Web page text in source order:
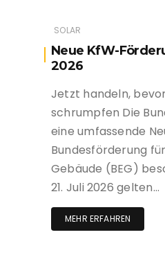
SOLAR
Neue KfW-
2026
Jetzt handeln,
schrumpfen Die
eine umfassende
Bundesförderung
Gebäude (BEG)
21. Juli 2026 gelten…
MEHR ERFAHREN